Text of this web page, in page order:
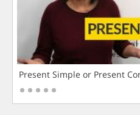
Present Simple or Present